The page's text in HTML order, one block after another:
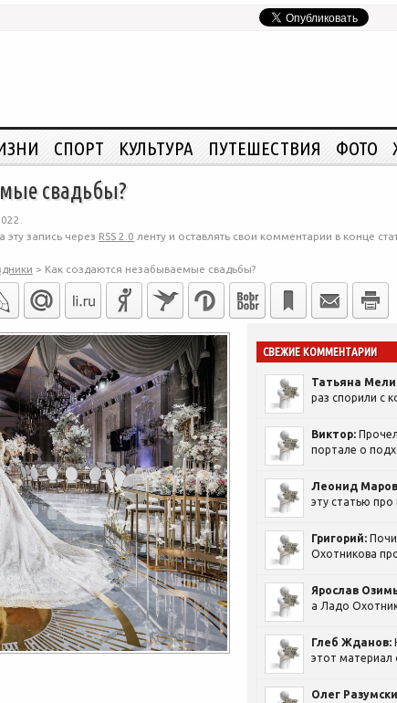
СПОРТ КУЛЬТУРА ПУТЕШЕСТВИЯ ФОТО
свадьбы?
запись через RSS 2.0 ленту и оставлять свои комментарии в конце
> Как создаются незабываемые свадьбы?
СВЕЖИЕ КОММЕНТАРИИ
Татьяна
раз спорили с
Виктор:
портале о
Леонид
эту статью
Григорий:
Охотникова
Ярослав
а Ладо
Глеб Жданов:
этот материал
Олег